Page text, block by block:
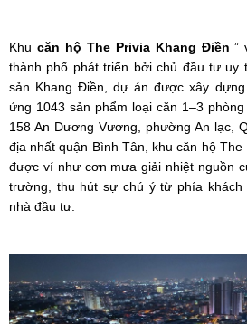
Khu căn hộ The Privia Khang Điền ”
thành phố phát triển bởi chủ đầu tư uy
sản Khang Điền, dự án được xây
ứng 1043 sản phẩm loại căn 1–3
158 An Dương Vương, phường An lạc,
địa nhất quận Bình Tân, khu căn hộ
được ví như cơn mưa giải nhiệt nguồn
trường, thu hút sự chú ý từ phía
nhà đầu tư.